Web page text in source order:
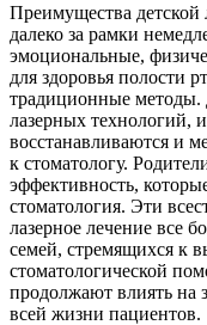
Преимущества детской
далеко за рамки
эмоциональные,
для здоровья полости
традиционные
лазерных технологий,
восстанавливаются и
к стоматологу.
эффективность,
стоматология. Эти
лазерное лечение все
семей, стремящихся к
стоматологической
продолжают влиять на
всей жизни пациентов.